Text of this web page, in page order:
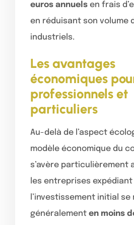
euros annuels en frais
en réduisant son volume
industriels.
Les avantages
économiques
professionnels et
particuliers
Au-delà de l’aspect
modèle économique du
s’avère particulièrement
les entreprises
l’investissement initial
généralement en moins